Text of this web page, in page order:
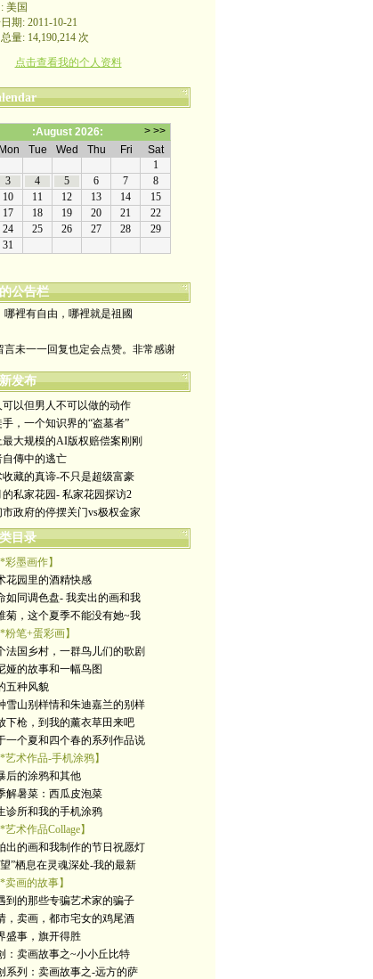
美国
期: 2011-10-21
量: 14,190,214 次
点击查看我的个人资料
公告栏
哪裡有自由，哪裡就是祖國
yimengling53@yahoo.com
收藏者请私信我，感谢一贯支持
治转载不一定代表本人意见
艺术博客：https://yimengl.blog
中标注星号的为本人艺术原创
发布
可以但男人不可以做的动作
手，一个知识界的“盗墓者”
最大规模的AI版权赔偿案刚刚
自傳中的逃亡
收藏的真谛-不只是超级富豪
的私家花园- 私家花园探访2
市政府的停摆关门vs极权金家
目录
彩墨画作】
花园里的酒精快感
如同调色盘- 我卖出的画和我
菊，这个夏季不能没有她~我
粉笔+蛋彩画】
法国乡村，一群鸟儿们的歌剧
娅的故事和一幅鸟图
五种风貌
雪山别样情和朱迪嘉兰的别样
下枪，到我的薰衣草田来吧
一个夏和四个春的系列作品说
艺术作品-手机涂鸦】
后的涂鸦和其他
解暑菜：西瓜皮泡菜
诊所和我的手机涂鸦
艺术作品Collage】
出的画和我制作的节日祝愿灯
望”栖息在灵魂深处-我的最新
卖画的故事】
到的那些专骗艺术家的骗子
，卖画，都市宅女的鸡尾酒
盛事，旗开得胜
：卖画故事之~小小丘比特
系列：卖画故事之-远方的萨